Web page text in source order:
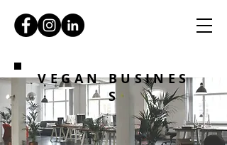
VEGAN BUSINES
S